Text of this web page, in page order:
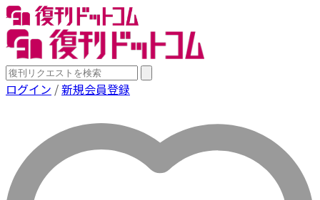
ログイン /新規会員登録